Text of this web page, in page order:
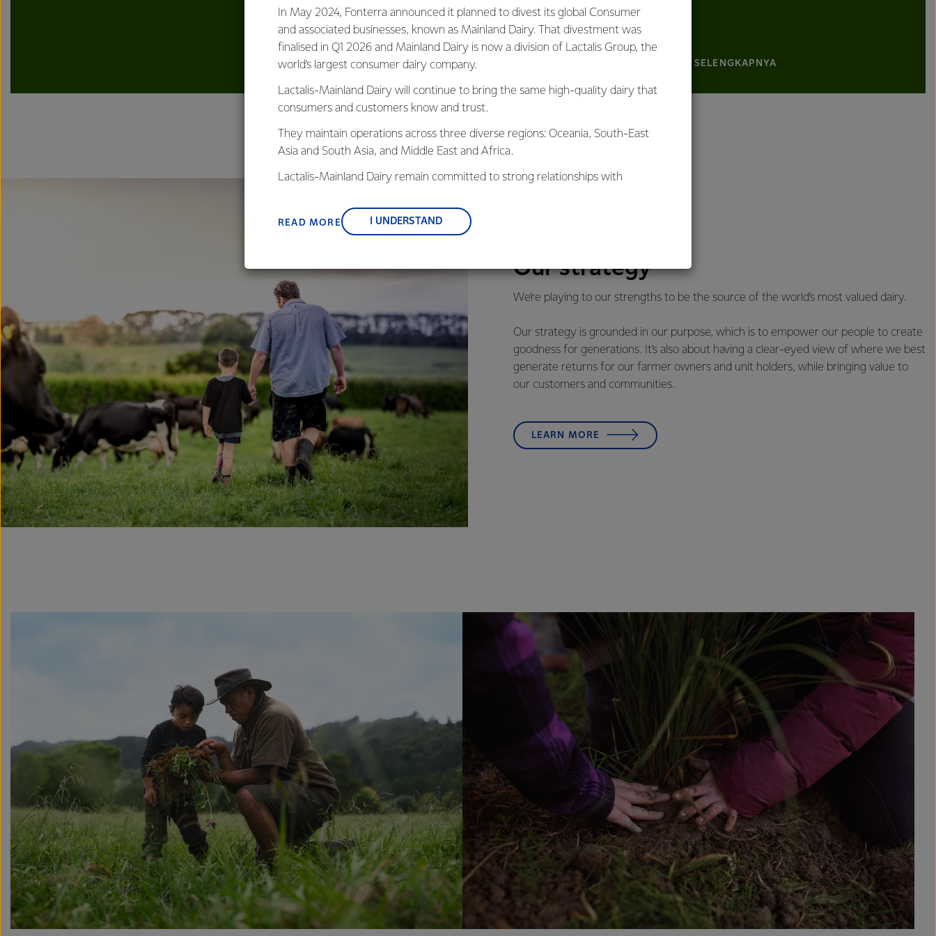
PELAJARI SELENGKAPNYA PELAJARI SELENGKAPNYA
Our strategy
We’re playing to our strengths to be the source of the world’s most valued dairy.
Our strategy is grounded in our purpose, which is to empower our people to create
goodness for generations. It’s also about having a clear-eyed view of where we best
generate returns for our farmer owners and unit holders, while bringing value to
our customers and communities.
LEARN MORE
In May 2024, Fonterra announced it planned to divest its global Consumer
and associated businesses, known as Mainland Dairy. That divestment was
finalised in Q1 2026 and Mainland Dairy is now a division of Lactalis Group, the
world’s largest consumer dairy company.
Lactalis-Mainland Dairy will continue to bring the same high-quality dairy that
consumers and customers know and trust.
They maintain operations across three diverse regions: Oceania, South-East
Asia and South Asia, and Middle East and Africa.
Lactalis-Mainland Dairy remain committed to strong relationships with
excellence, and sustainability.
READ MORE I UNDERSTAND